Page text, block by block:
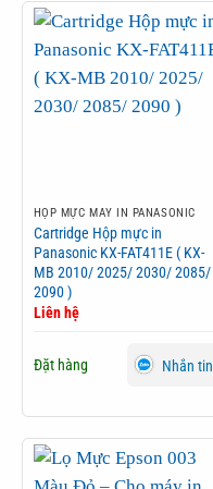
HỘP MỰC MÁY IN PANASONIC
Cartridge Hộp mực in
Panasonic KX-FAT411E ( KX-
MB 2010/ 2025/ 2030/ 2085/
2090 )
Liên hệ
Đặt hàng Nhắn tin